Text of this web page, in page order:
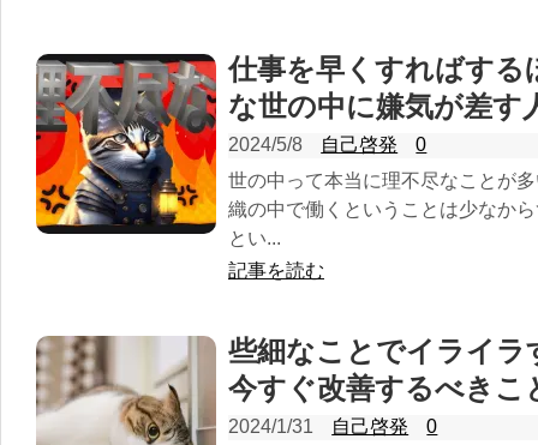
仕事を早くすればする
な世の中に嫌気が差す
2024/5/8 自己啓発
0
世の中って本当に理不尽なことが
織の中で働くということは少なか
とい...
記事を読む
些細なことでイライラ
今すぐ改善するべきこ
2024/1/31 自己啓発
0